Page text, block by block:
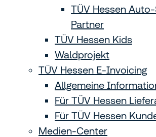
TÜV Hessen
Partner
TÜV Hessen Kids
Waldprojekt
TÜV Hessen E-Invoicing
Allgemeine
Für TÜV Hessen
Für TÜV Hessen
Medien-Center